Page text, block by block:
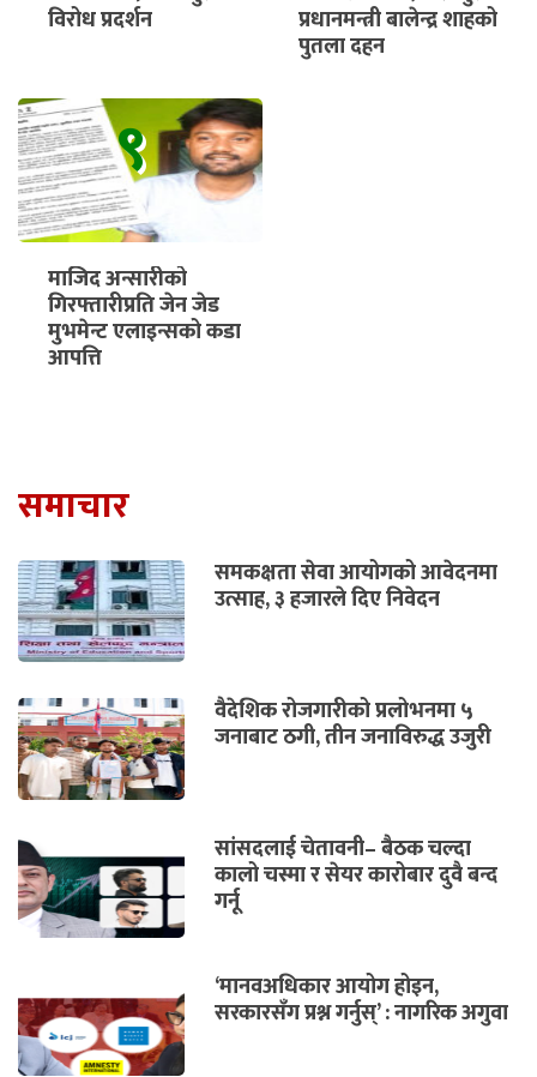
विरोध प्रदर्शन प्रधानमन्त्री बालेन्द्र शाहको
पुतला दहन
९
माजिद अन्सारीको
गिरफ्तारीप्रति जेन जेड
मुभमेन्ट एलाइन्सको कडा
आपत्ति
समाचार
समकक्षता सेवा आयोगको आवेदनमा
उत्साह, ३ हजारले दिए निवेदन
वैदेशिक रोजगारीको प्रलोभनमा ५
जनाबाट ठगी, तीन जनाविरुद्ध उजुरी
सांसदलाई चेतावनी– बैठक चल्दा
कालो चस्मा र सेयर कारोबार दुवै बन्द
गर्नू
‘मानवअधिकार आयोग होइन,
सरकारसँग प्रश्न गर्नुस्’ : नागरिक अगुवा